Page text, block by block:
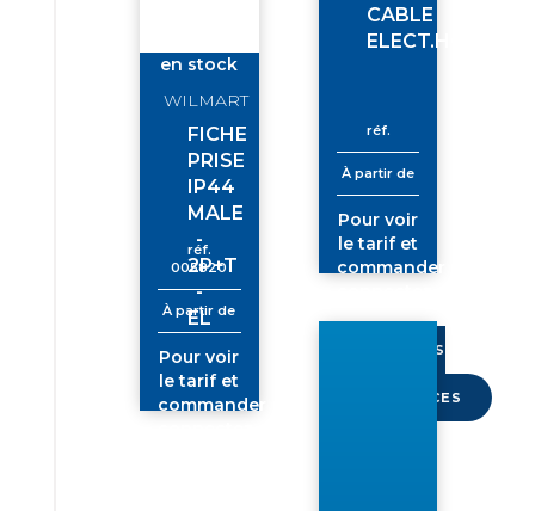
en stock
WILMART
FICHE
PRISE
IP44
MALE
-
2P+T
-
EL
réf.
005820
À partir de
Pour voir
le tarif et
commander
CABLE
ELECT.HO7RNF
réf.
À partir de
Pour voir
le tarif et
commander
PLUS
RÉFÉRENCES